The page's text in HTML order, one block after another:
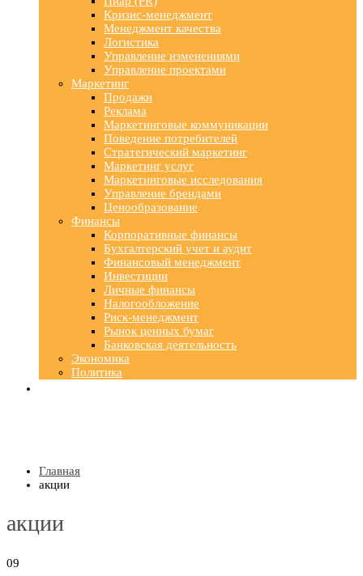
Кризис-менеджмент
Менеджмент качества
Логистика
Управление изменениями
Управление проектами
Маркетинг
Продажи
Реклама
Маркетинговые коммуникации
Поведение потребителей
Стратегический маркетинг
Маркетинг услуг
Маркетинговые исследования
Управление брендами
Ценообразование
Финансы
Корпоративные финансы
Бухгалтерский учет и аудит
Финансовый менеджмент
Инвестиции
Личные финансы
Налогообложение
Риск-менеджмент
Рынок ценных бумаг
Банковская деятельность
Экономика
Политика
Главная
акции
акции
09